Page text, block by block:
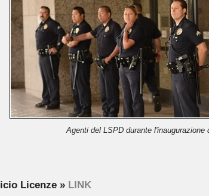
Agenti del LSPD durante
Licenze » LINK